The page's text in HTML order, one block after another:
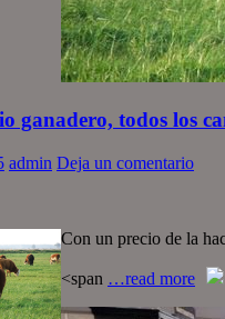
ganadero, todos los
admin Deja un comentario
Con un precio de la
<span …read more